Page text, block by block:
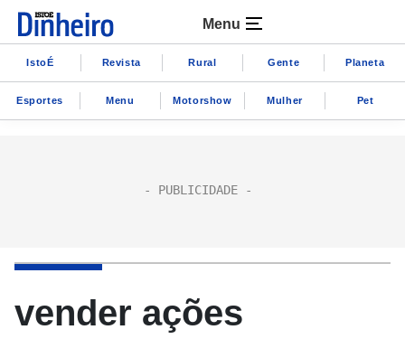
Menu
IstoÉ Revista Rural Gente Planeta
Esportes Menu Motorshow Mulher Pet
vender ações